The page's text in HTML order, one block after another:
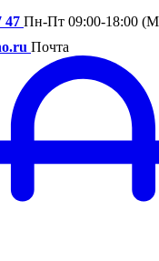
47 Пн-Пт 09:00-18:00
Почта